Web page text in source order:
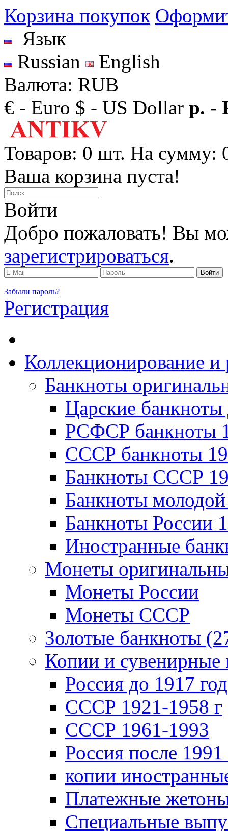
Корзина покупок
Язык
Russian
English
Валюта: RUB
€ - Euro $ - US Dollar р. -
Товаров: 0 шт. На сумму:
Ваша корзина пуста!
Войти
Добро пожаловать! Вы
зарегистрироваться.
Забыли пароль?
Регистрация
Коллекционирование и
Банкноты
Царские банкноты
РСФСР банкноты
CССР банкноты
Банкноты CCCР
Банкноты
Банкноты России
Иностранные
Монеты
Монеты России
Монеты СССР
Золотые банкноты
Копии и
Россия до 1917
СССР 1921-1958 г
СССР 1961-1993
Россия после 1991
копии
Платежные
Специальные